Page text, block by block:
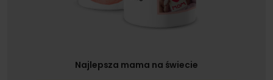
Najlepsza mama na świecie